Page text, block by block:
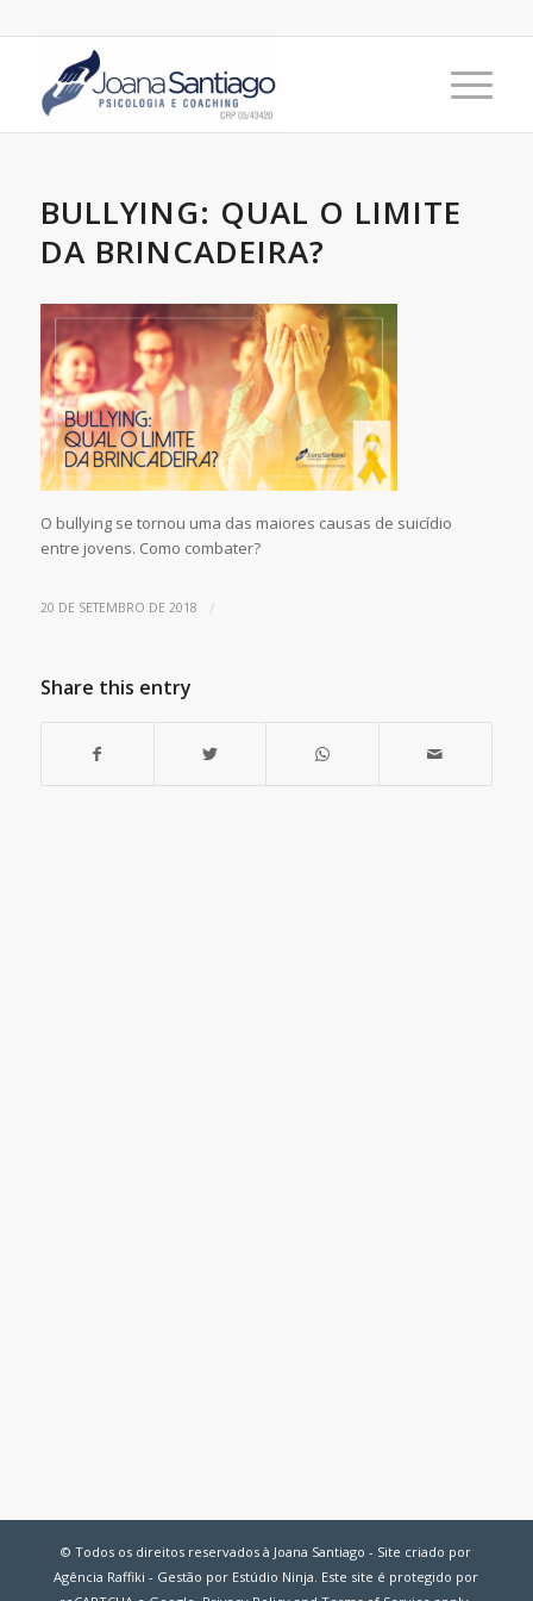
BULLYING: QUAL O LIMITE
DA BRINCADEIRA?
O bullying se tornou uma das maiores causas de suicídio
entre jovens. Como combater?
20 DE SETEMBRO DE 2018 /
Share this entry
© Todos os direitos reservados à Joana Santiago - Site criado por
Agência Raffiki - Gestão por Estúdio Ninja. Este site é protegido por